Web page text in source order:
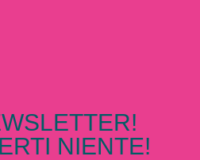
NIENTE!